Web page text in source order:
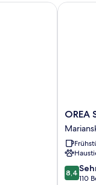
OREA
Spa
Hotel
Lázně
OREA
8.4
von
8,4
110
OREA